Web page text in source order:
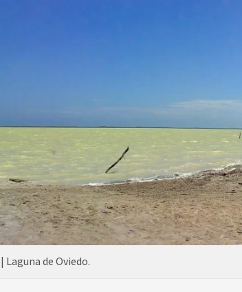
| Laguna de Oviedo.